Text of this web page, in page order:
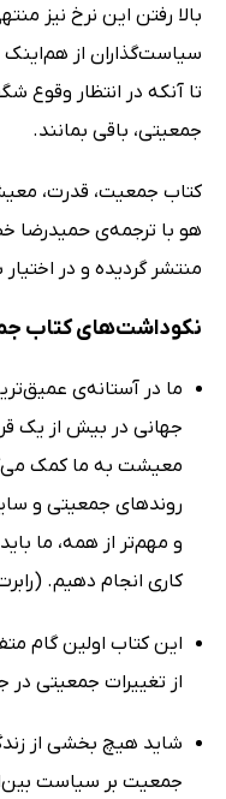
بالا رفتن این نرخ نیز
سیاست‌گذاران از
تا آنکه در انتظار وقوع
جمعیتی، باقی بمانند.
هو با ترجمه‌ی حمیدرضا
منتشر گردیده و در
نکوداشت‌های کتاب
ما در آستانه‌ی
جهانی در بیش از یک
معیشت به ما کمک
روندهای جمعیتی و
و مهم‌تر از همه، ما
کاری انجام دهیم.
این کتاب اولین گام
از تغییرات جمعیتی
شاید هیچ بخشی از
جمعیت بر سیاست